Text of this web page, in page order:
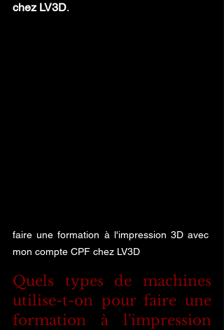
chez LV3D.
faire une formation à l'impression 3D avec
mon compte CPF chez LV3D
Quels types de machines
utilise-t-on pour faire une
formation à l'impression